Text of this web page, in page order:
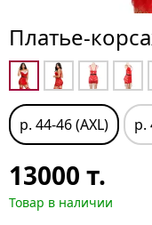
Платье-
р. 44-46 (AXL) р.
13000 т.
Товар в наличии